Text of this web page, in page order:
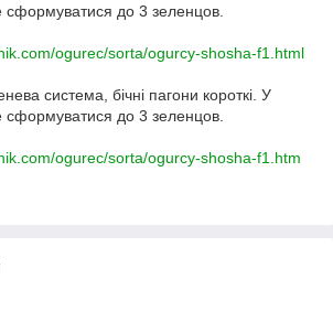
сформуватися до 3 зеленцов.
ogurec/sorta/ogurcy-shosha-f1.html
система, бічні пагони короткі. У
сформуватися до 3 зеленцов.
ogurec/sorta/ogurcy-shosha-f1.htm